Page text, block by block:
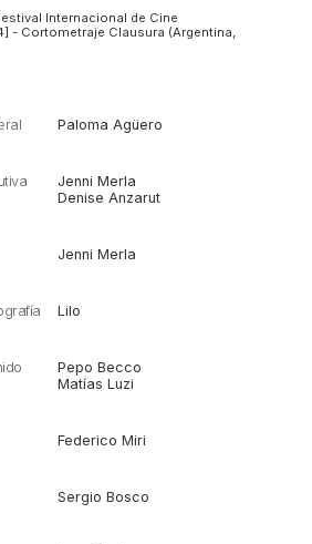
Internacional de Cine
- Cortometraje Clausura (Argentina,
Paloma Agüero
Jenni Merla
Denise Anzarut
Jenni Merla
Lilo
Pepo Becco
Matías Luzi
Federico Miri
Sergio Bosco